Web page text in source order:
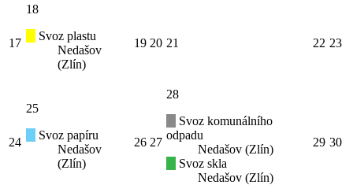
17
18
Svoz plastu
Nedašov
(Zlín)
19 20 21 22 23
24
25
Svoz papíru
Nedašov
(Zlín)
26 27
28
Svoz komunálního
odpadu
Nedašov (Zlín)
Svoz skla
Nedašov (Zlín)
29 30